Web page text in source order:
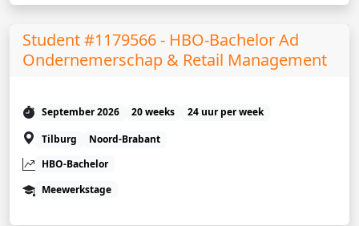
Student #1179566 - HBO-Bachelor Ad
Ondernemerschap & Retail Management
September 2026 20 weeks
24 uur per week
Tilburg
Noord-Brabant
HBO-Bachelor
Meewerkstage